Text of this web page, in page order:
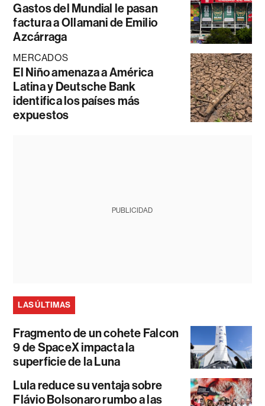
Gastos del Mundial le pasan
factura a Ollamani de Emilio
Azcárraga
MERCADOS
El Niño amenaza a América
Latina y Deutsche Bank
identifica los países más
expuestos
PUBLICIDAD
LAS ÚLTIMAS
Fragmento de un cohete Falcon
9 de SpaceX impacta la
superficie de la Luna
Lula reduce su ventaja sobre
Flávio Bolsonaro rumbo a las